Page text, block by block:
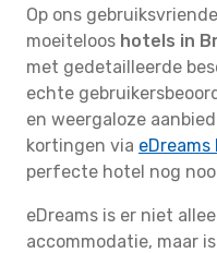
Op ons
moeiteloos hotels in
met gedetailleerde
echte
en weergaloze
kortingen via eDreams
perfecte hotel nog
eDreams is er niet
accommodatie, maar